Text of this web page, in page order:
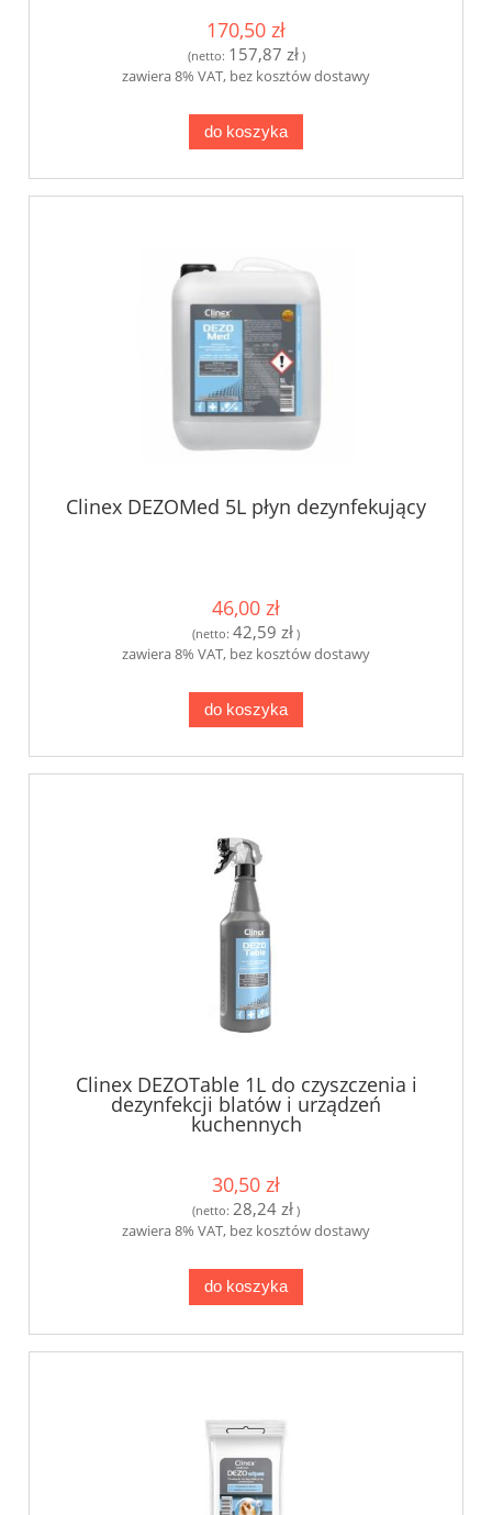
170,50 zł
(netto: 157,87 zł)
zawiera 8% VAT, bez kosztów dostawy
do koszyka
Clinex DEZOMed 5L płyn dezynfekujący
46,00 zł
(netto: 42,59 zł )
zawiera 8% VAT, bez kosztów dostawy
do koszyka
Clinex DEZOTable 1L do czyszczenia i
dezynfekcji blatów i urządzeń
kuchennych
30,50 zł
(netto: 28,24 zł )
zawiera 8% VAT, bez kosztów dostawy
do koszyka